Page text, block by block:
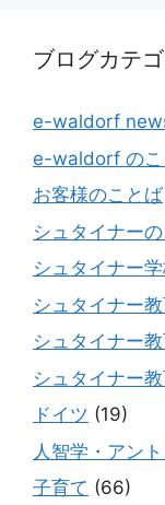
ブログカテ
e-waldorf
e-waldorf のこ
お客様のことば
シュタイナー
シュタイナー
シュタイナー
シュタイナー
シュタイナー
ドイツ (19)
人智学・アン
子育て (66)